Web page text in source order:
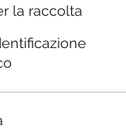
la raccolta